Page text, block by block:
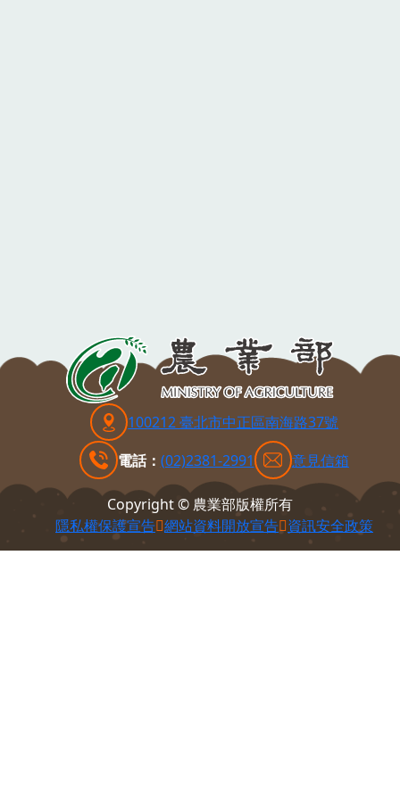
100212 臺北市中正區南海路37號
電話： (02)2381-2991 意見信箱
Copyright © 農業部版權所有
隱私權保護宣告 網站資料開放宣告 資訊安全政策